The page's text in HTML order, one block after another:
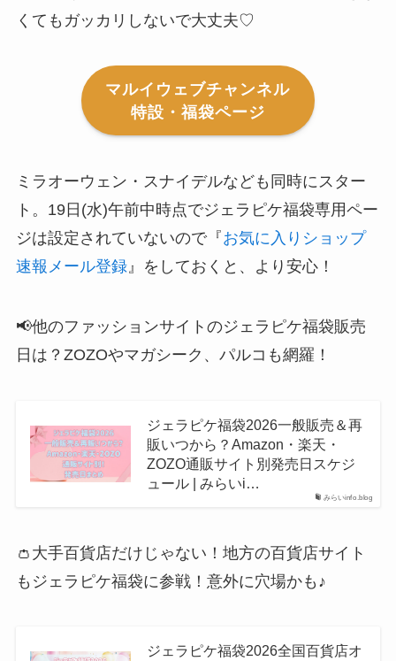
くてもガッカリしないで大丈夫♡
マルイウェブチャンネル
特設・福袋ページ
ミラオーウェン・スナイデルなども同時にスター
ト。19日(水)午前中時点でジェラピケ福袋専用ペー
ジは設定されていないので『お気に入りショップ
速報メール登録』をしておくと、より安心！
📢他のファッションサイトのジェラピケ福袋販売
日は？ZOZOやマガシーク、パルコも網羅！
みらいinfo.blog
ジェラピケ福袋2026一般販売＆再
販いつから？Amazon・楽天・
ZOZO通販サイト別発売日スケジ
ュール | みらいi…
👛大手百貨店だけじゃない！地方の百貨店サイト
もジェラピケ福袋に参戦！意外に穴場かも♪
ジェラピケ福袋2026全国百貨店オ